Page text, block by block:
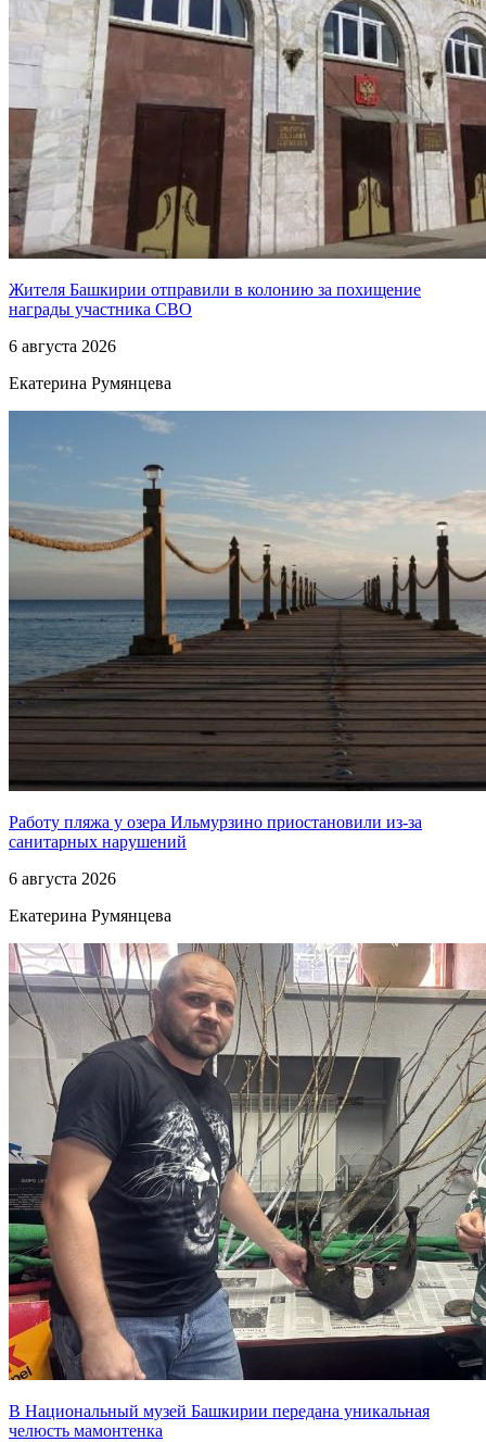
Жителя Башкирии отправили в колонию за похищение
награды участника СВО
6 августа 2026
Екатерина Румянцева
Работу пляжа у озера Ильмурзино приостановили из-за
санитарных нарушений
6 августа 2026
Екатерина Румянцева
В Национальный музей Башкирии передана уникальная
челюсть мамонтенка